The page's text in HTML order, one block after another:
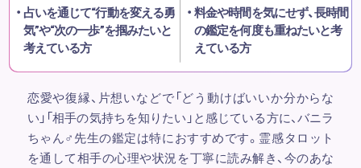
占いを通じて“行動を変える勇
気”や“次の一歩”を掴みたいと
考えている方
料金や時間を気にせず、長時間
の鑑定を何度も重ねたいと考
えている方
恋愛や復縁、片想いなどで「どう動けばいいか分からな
い」「相手の気持ちを知りたい」と感じている方に、バニラ
ちゃん♂先生の鑑定は特におすすめです。霊感タロット
を通して相手の心理や状況を丁寧に読み解き、今のあな